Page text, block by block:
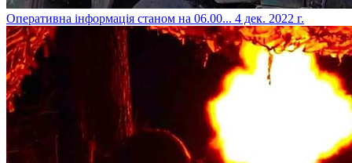
​Оперативна інформація станом на 06.00... 4 дек. 2022 г.